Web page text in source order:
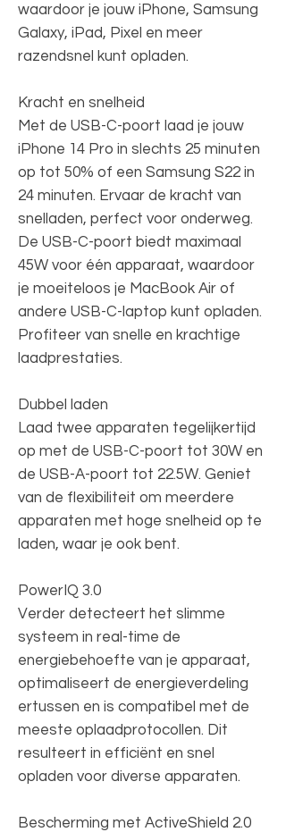
waardoor je jouw iPhone, Samsung
Galaxy, iPad, Pixel en meer
razendsnel kunt opladen.
Kracht en snelheid
Met de USB-C-poort laad je jouw
iPhone 14 Pro in slechts 25 minuten
op tot 50% of een Samsung S22 in
24 minuten. Ervaar de kracht van
snelladen, perfect voor onderweg.
De USB-C-poort biedt maximaal
45W voor één apparaat, waardoor
je moeiteloos je MacBook Air of
andere USB-C-laptop kunt opladen.
Profiteer van snelle en krachtige
laadprestaties.
Dubbel laden
Laad twee apparaten tegelijkertijd
op met de USB-C-poort tot 30W en
de USB-A-poort tot 22.5W. Geniet
van de flexibiliteit om meerdere
apparaten met hoge snelheid op te
laden, waar je ook bent.
PowerIQ 3.0
Verder detecteert het slimme
systeem in real-time de
energiebehoefte van je apparaat,
optimaliseert de energieverdeling
ertussen en is compatibel met de
meeste oplaadprotocollen. Dit
resulteert in efficiënt en snel
opladen voor diverse apparaten.
Bescherming met ActiveShield 2.0